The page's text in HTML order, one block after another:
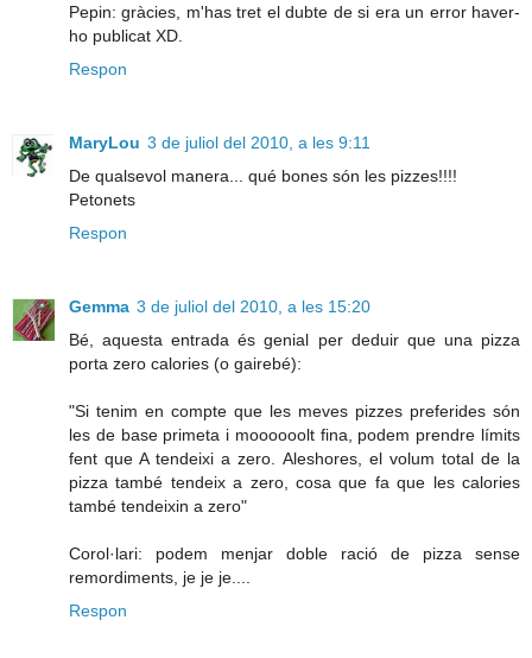
Pepin: gràcies, m'has tret el dubte de si era un error haver-
ho publicat XD.
Respon
MaryLou 3 de juliol del 2010, a les 9:11
De qualsevol manera... qué bones són les pizzes!!!!
Petonets
Respon
Gemma 3 de juliol del 2010, a les 15:20
Bé, aquesta entrada és genial per deduir que una pizza
porta zero calories (o gairebé):
"Si tenim en compte que les meves pizzes preferides són
les de base primeta i moooooolt fina, podem prendre límits
fent que A tendeixi a zero. Aleshores, el volum total de la
pizza també tendeix a zero, cosa que fa que les calories
també tendeixin a zero"
Corol·lari: podem menjar doble ració de pizza sense
remordiments, je je je....
Respon